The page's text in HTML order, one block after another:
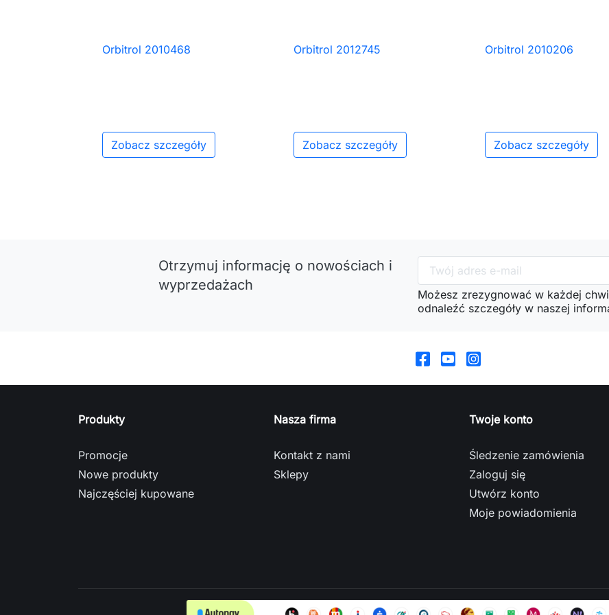
 Szybki podgląd
Orbitrol 2010468
Zobacz szczegóły
 Szybki podgląd
Orbitrol 2012745
Zobacz szczegóły
 Szybki podgląd
Orbitrol 2010206
Zobacz szczegóły
Otrzymuj informację o nowościach i
wyprzedażach
Możesz zrezygnować w każdej
odnaleźć szczegóły w naszej
Produkty
Promocje
Nowe produkty
Najczęściej kupowane
Nasza firma
Kontakt z nami
Sklepy
Twoje konto
Śledzenie zamówienia
Zaloguj się
Utwórz konto
Moje powiadomienia